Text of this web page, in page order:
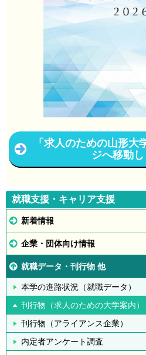
「求人のための山形大
ジへ移動
就職支援・キャリア支援
新着情報
企業・団体向け情報
就職データ・刊行物 他
本学の進路状況（就職データ）
刊行物（求人のための大学案内）
刊行物（アライアンス企業）
内定者アンケート調査